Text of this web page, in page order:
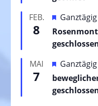
o
r
g
h
o
b
FEB.
8
H
e
r
o
r
g
Ganztägig
MAI
7
H
e
r
Ganztägig